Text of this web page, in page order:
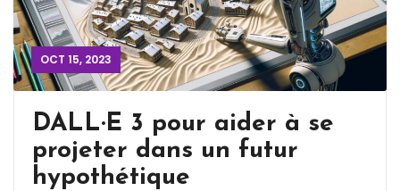
OCT 15, 2023
DALL·E 3 pour aider à se
projeter dans un futur
hypothétique